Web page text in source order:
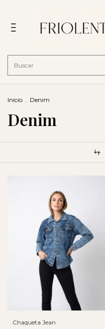
Inicio . Denim
Denim
Chaqueta Jean